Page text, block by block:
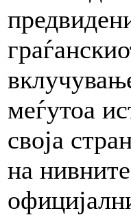
меѓутоа
своја
на